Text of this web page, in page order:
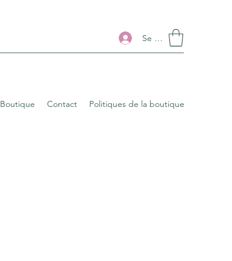
Se connecter
Boutique Contact Politiques de la boutique